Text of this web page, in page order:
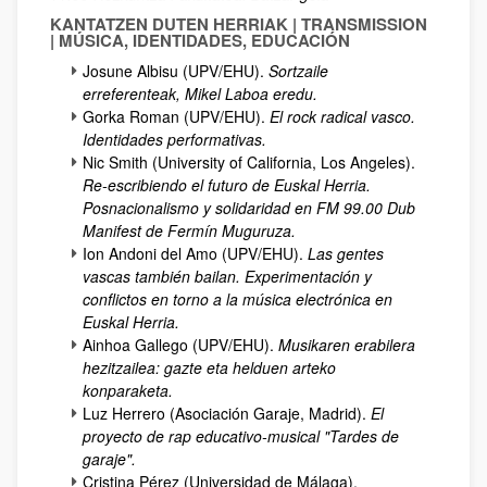
KANTATZEN DUTEN HERRIAK | TRANSMISSION
| MÚSICA, IDENTIDADES, EDUCACIÓN
Josune Albisu (UPV/EHU). Sortzaile
erreferenteak, Mikel Laboa eredu.
Gorka Roman (UPV/EHU). El rock radical vasco.
Identidades performativas.
Nic Smith (University of California, Los Angeles).
Re-escribiendo el futuro de Euskal Herria.
Posnacionalismo y solidaridad en FM 99.00 Dub
Manifest de Fermín Muguruza.
Ion Andoni del Amo (UPV/EHU). Las gentes
vascas también bailan. Experimentación y
conflictos en torno a la música electrónica en
Euskal Herria.
Ainhoa Gallego (UPV/EHU). Musikaren erabilera
hezitzailea: gazte eta helduen arteko
konparaketa.
Luz Herrero (Asociación Garaje, Madrid). El
proyecto de rap educativo-musical "Tardes de
garaje".
Cristina Pérez (Universidad de Málaga).